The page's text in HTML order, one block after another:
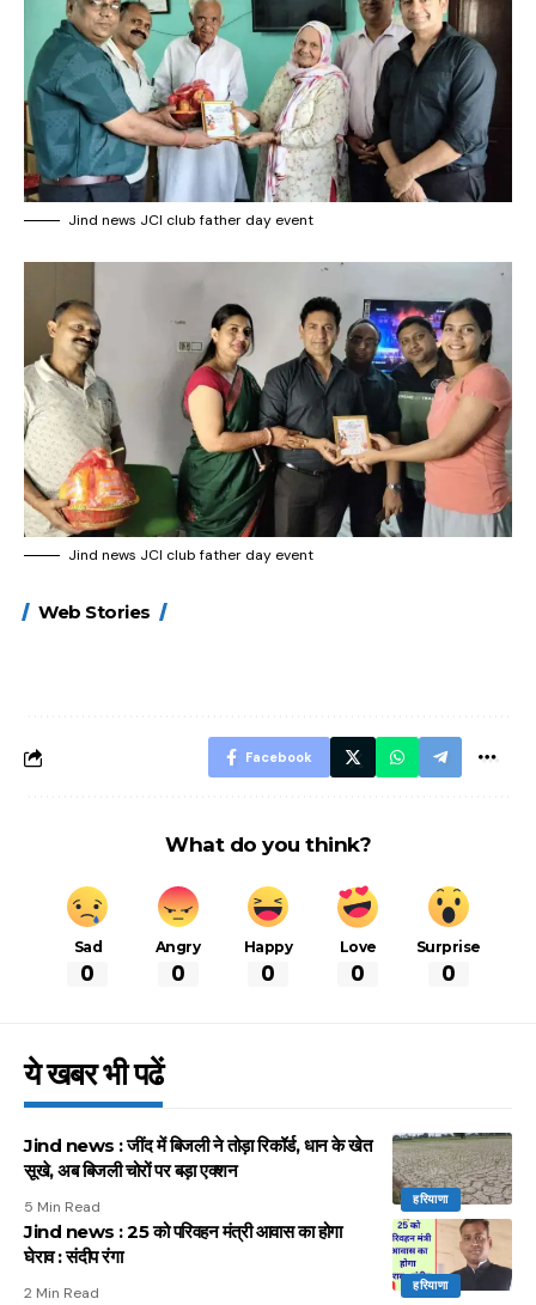
Jind news JCI club father day event
Jind news JCI club father day event
Web Stories
FASTag के ये नए
Facebook
What do you think?
Sad
0
Angry
0
Happy
0
Love
0
Surprise
0
ये खबर भी पढें
हरियाणा
Jind news : जींद में बिजली ने तोड़ा रिकॉर्ड, धान के खेत
सूखे, अब बिजली चोरों पर बड़ा एक्शन
5 Min Read
हरियाणा
Jind news : 25 को परिवहन मंत्री आवास का होगा
घेराव : संदीप रंगा
2 Min Read